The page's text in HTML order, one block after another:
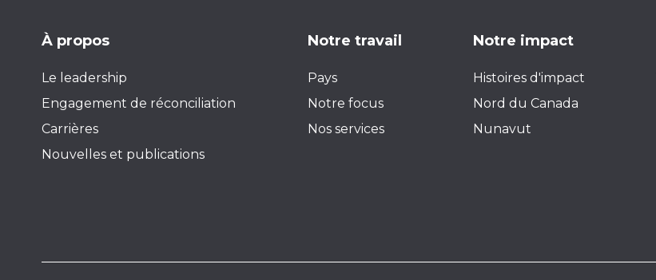
À propos
Le leadership
Engagement de réconciliation
Carrières
Nouvelles et publications
Notre travail
Pays
Notre focus
Nos services
Notre impact
Histoires d'impact
Nord du Canada
Nunavut